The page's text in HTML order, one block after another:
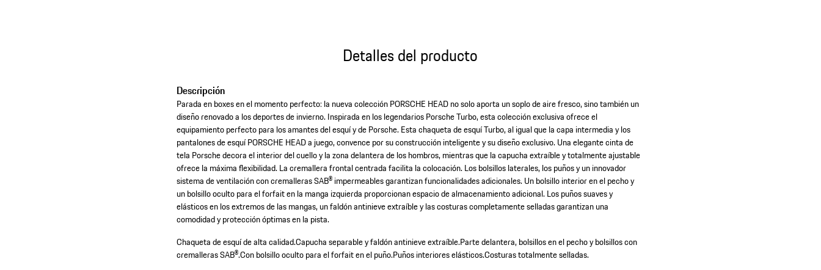
Detalles del producto
Descripción
Parada en boxes en el momento perfecto: la nueva colección PORSCHE HEAD no solo aporta un soplo de aire fresco, sino también un
diseño renovado a los deportes de invierno. Inspirada en los legendarios Porsche Turbo, esta colección exclusiva ofrece el
equipamiento perfecto para los amantes del esquí y de Porsche. Esta chaqueta de esquí Turbo, al igual que la capa intermedia y los
pantalones de esquí PORSCHE HEAD a juego, convence por su construcción inteligente y su diseño exclusivo. Una elegante cinta de
tela Porsche decora el interior del cuello y la zona delantera de los hombros, mientras que la capucha extraíble y totalmente ajustable
ofrece la máxima flexibilidad. La cremallera frontal centrada facilita la colocación. Los bolsillos laterales, los puños y un innovador
sistema de ventilación con cremalleras SAB® impermeables garantizan funcionalidades adicionales. Un bolsillo interior en el pecho y
un bolsillo oculto para el forfait en la manga izquierda proporcionan espacio de almacenamiento adicional. Los puños suaves y
elásticos en los extremos de las mangas, un faldón antinieve extraíble y las costuras completamente selladas garantizan una
comodidad y protección óptimas en la pista.
Chaqueta de esquí de alta calidad.Capucha separable y faldón antinieve extraíble.Parte delantera, bolsillos en el pecho y bolsillos con
cremalleras SAB®.Con bolsillo oculto para el forfait en el puño.Puños interiores elásticos.Costuras totalmente selladas.